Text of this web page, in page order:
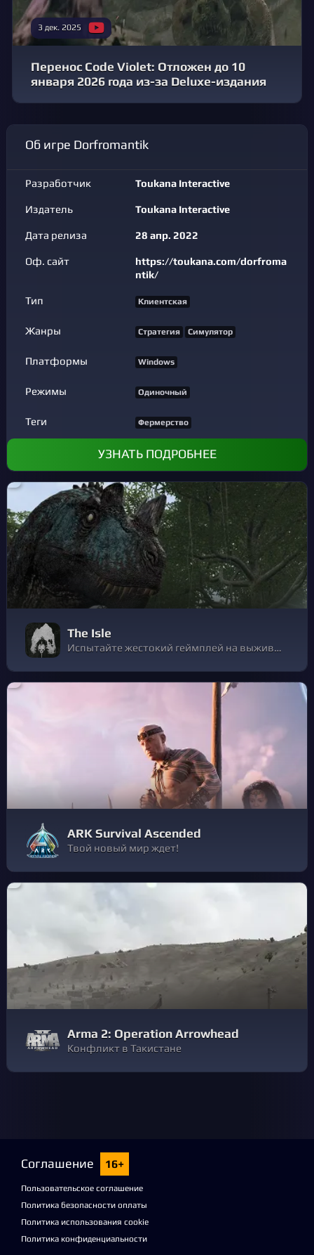
3 дек. 2025
Перенос Code Violet: Отложен до 10
января 2026 года из-за Deluxe-издания
Об игре Dorfromantik
Разработчик Toukana Interactive
Издатель Toukana Interactive
Дата релиза 28 апр. 2022
Оф. сайт
https://toukana.com/dorfroma
ntik/
Тип Клиентская
Жанры Стратегия Симулятор
Платформы Windows
Режимы Одиночный
Теги Фермерство
УЗНАТЬ ПОДРОБНЕЕ
The Isle
Испытайте жестокий геймплей на выживание в открытом мире, пытаясь выжить на неумолимом острове, населенном динозаврами!
ARK Survival Ascended
Твой новый мир ждет!
Arma 2: Operation Arrowhead
Конфликт в Такистане
Соглашение 16+
Пользовательское соглашение
Политика безопасности оплаты
Политика использования cookie
Политика конфиденциальности